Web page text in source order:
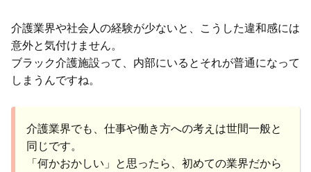
介護業界や社会人の経験が少ないと、こうした違和感には
意外と気付けません。
ブラック介護施設って、内部にいるとそれが普通になって
しまうんですね。
介護業界でも、仕事や働き方への考えは世間一般と
同じです。
「何かおかしい」と思ったら、初めての業界だから